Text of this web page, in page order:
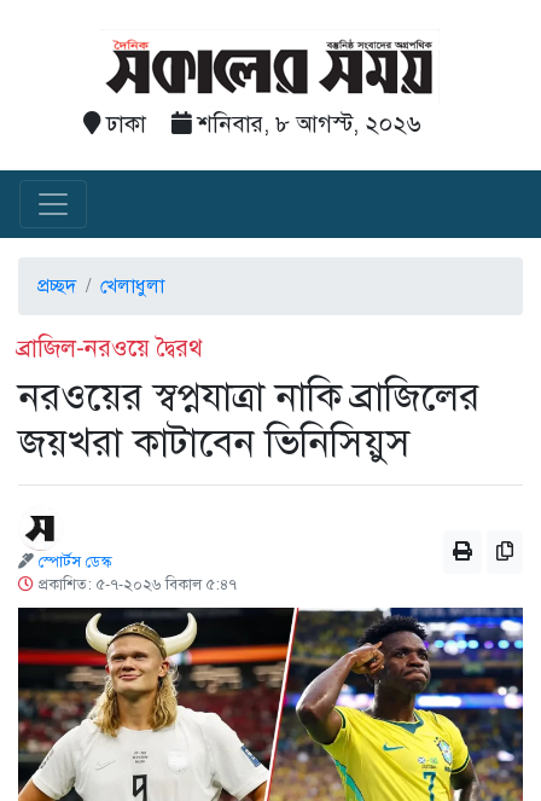
ঢাকা শনিবার, ৮ আগস্ট, ২০২৬
প্রচ্ছদ খেলাধুলা
ব্রাজিল-নরওয়ে দ্বৈরথ
নরওয়ের স্বপ্নযাত্রা নাকি ব্রাজিলের
জয়খরা কাটাবেন ভিনিসিয়ুস
স্পোর্টস ডেস্ক
প্রকাশিত: ৫-৭-২০২৬ বিকাল ৫:৪৭